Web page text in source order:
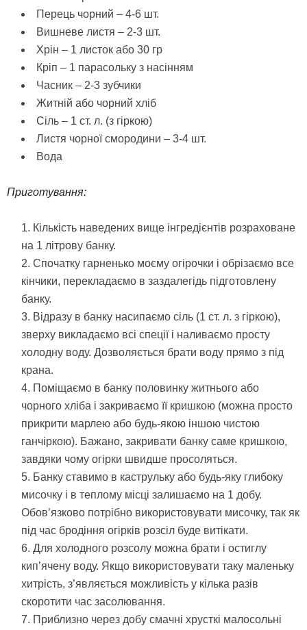
Перець чорний – 4-6 шт.
Вишневе листя – 2-3 шт.
Хрін – 1 листок або 30 гр
Кріп – 1 парасольку з насінням
Часник – 2-3 зубчики
Житній або чорний хліб
Сіль – 1 ст. л. (з гіркою)
Листя чорної смородини – 3-4 шт.
Вода
Приготування:
Кількість наведених вище інгредієнтів розраховане
на 1 літрову банку.
Спочатку гарненько моєму огірочки і обрізаємо все
кінчики, перекладаємо в заздалегідь підготовлену
банку.
Відразу в банку насипаємо сіль (1 ст. л. з гіркою),
зверху викладаємо всі спеції і наливаємо просту
холодну воду. Дозволяється брати воду прямо з під
крана.
Поміщаємо в банку половинку житнього або
чорного хліба і закриваємо її кришкою (можна просто
прикрити марлею або будь-якою іншою чистою
ганчіркою). Бажано, закривати банку саме кришкою,
завдяки чому огірки швидше просоляться.
Банку ставимо в каструльку або будь-яку глибоку
мисочку і в теплому місці залишаємо на 1 добу.
Обов’язково потрібно використовувати мисочку, так як
під час бродіння огірків розсіл буде витікати.
Для холодного розсолу можна брати і остиглу
кип’ячену воду. Якщо використовувати таку маленьку
хитрість, з’являється можливість у кілька разів
скоротити час засолювання.
Приблизно через добу смачні хрусткі малосольні